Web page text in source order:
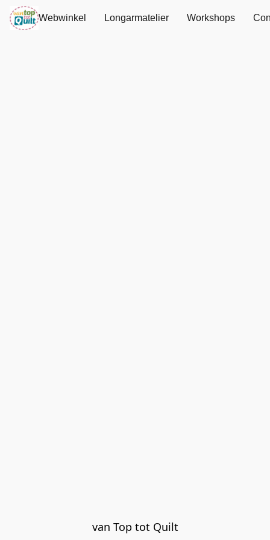
Webwinkel Longarmatelier Workshops
van Top tot Quilt